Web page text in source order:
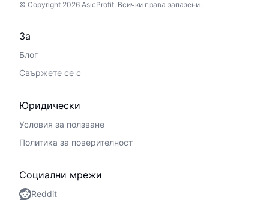
© Copyright 2026 AsicProfit. Всички права запазени.
За
Блог
Свържете се с
Юридически
Условия за ползване
Политика за поверителност
Социални мрежи
Reddit